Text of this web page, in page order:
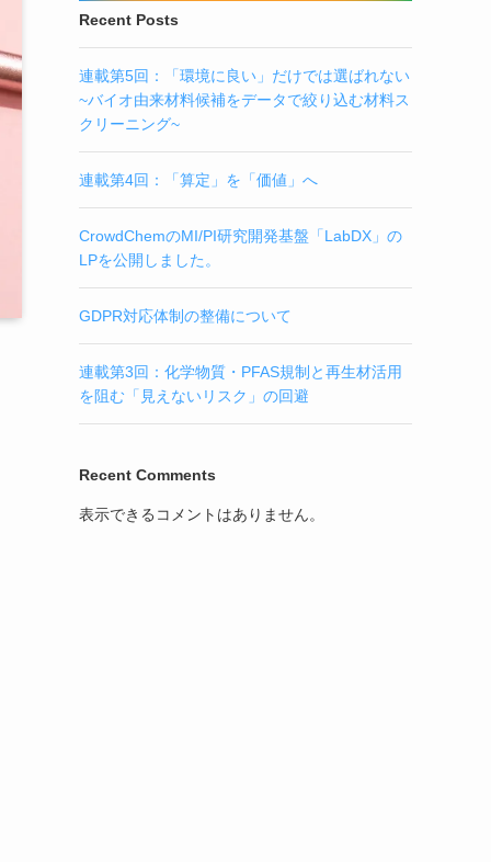
Recent Posts
連載第5回：「環境に良い」だけでは選ばれない
~バイオ由来材料候補をデータで絞り込む材料ス
クリーニング~
連載第4回：「算定」を「価値」へ
CrowdChemのMI/PI研究開発基盤「LabDX」の
LPを公開しました。
GDPR対応体制の整備について
連載第3回：化学物質・PFAS規制と再生材活用
を阻む「見えないリスク」の回避
Recent Comments
表示できるコメントはありません。